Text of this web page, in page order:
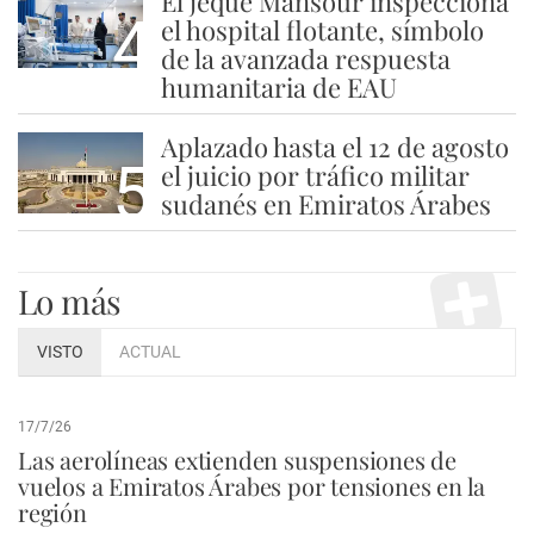
4 el hospital flotante, símbolo
de la avanzada respuesta
humanitaria de EAU
5
Aplazado hasta el 12 de agosto
el juicio por tráfico militar
sudanés en Emiratos Árabes
Lo más
VISTO ACTUAL
17/7/26
Las aerolíneas extienden suspensiones de
vuelos a Emiratos Árabes por tensiones en la
región